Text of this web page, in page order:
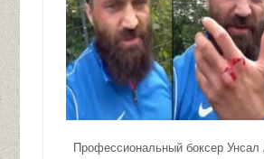
Профессиональный боксер Унсал